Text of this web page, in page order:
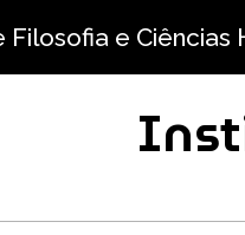
e Ciências